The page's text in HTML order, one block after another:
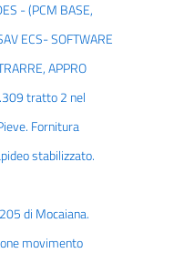
- (PCM BASE,
ECS- SOFTWARE
APPRO
tratto 2 nel
Fornitura
stabilizzato.
di Mocaiana.
movimento